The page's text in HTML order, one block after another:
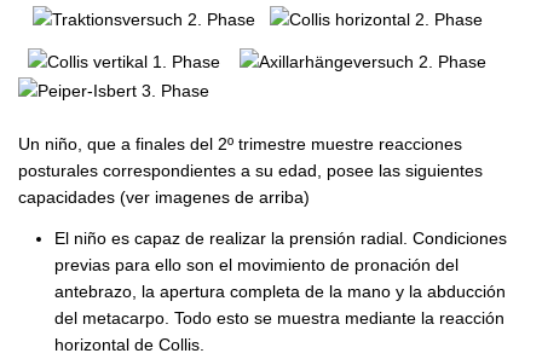
Un niño, que a finales del 2º trimestre muestre reacciones
posturales correspondientes a su edad, posee las siguientes
capacidades (ver imagenes de arriba)
El niño es capaz de realizar la prensión radial. Condiciones
previas para ello son el movimiento de pronación del
antebrazo, la apertura completa de la mano y la abducción
del metacarpo. Todo esto se muestra mediante la reacción
horizontal de Collis.